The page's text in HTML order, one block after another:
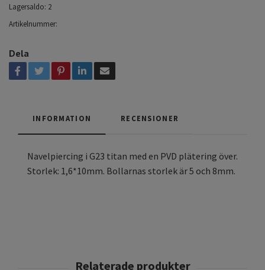
Lagersaldo: 2
Artikelnummer:
Dela
INFORMATION RECENSIONER
Navelpiercing i G23 titan med en PVD plätering över.
Storlek: 1,6*10mm. Bollarnas storlek är 5 och 8mm.